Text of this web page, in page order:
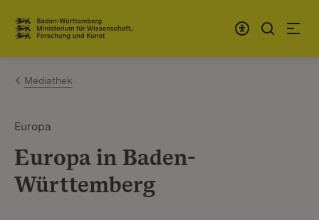
Zum Inhalt springen
Link zur Startseite
Mediathek
Europa
Europa in Baden-
Württemberg